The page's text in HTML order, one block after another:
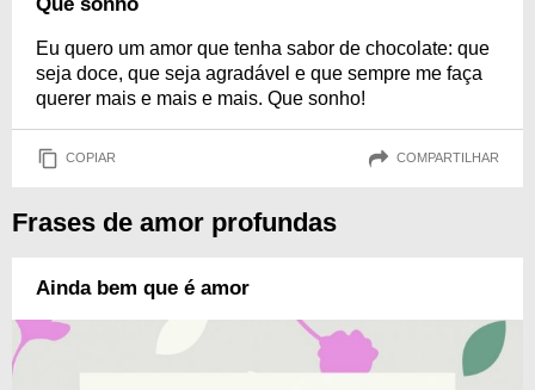
Eu quero um amor que tenha sabor de chocolate: que
seja doce, que seja agradável e que sempre me faça
querer mais e mais e mais. Que sonho!
COPIAR COMPARTILHAR
Frases de amor profundas
Ainda bem que é amor